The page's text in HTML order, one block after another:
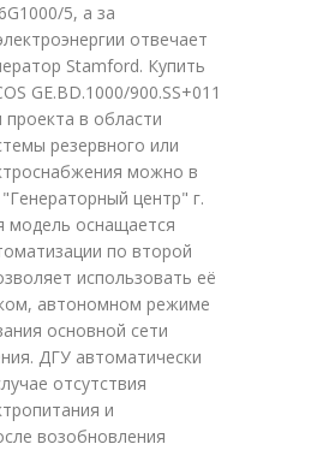
5, а за
отвечает
Stamford. Купить
GE.BD.1000/900.SS+011
проекта в области
резервного или
можно в
центр" г.
модель оснащается
по второй
использовать её
автономном режиме
основной сети
ДГУ автоматически
отсутствия
и
возобновления